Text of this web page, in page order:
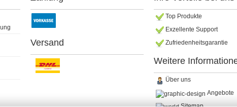
Versand
Top Produkte
Exzellente Support
Zufriedenheitsgarantie
Weitere
Über uns
Angebote